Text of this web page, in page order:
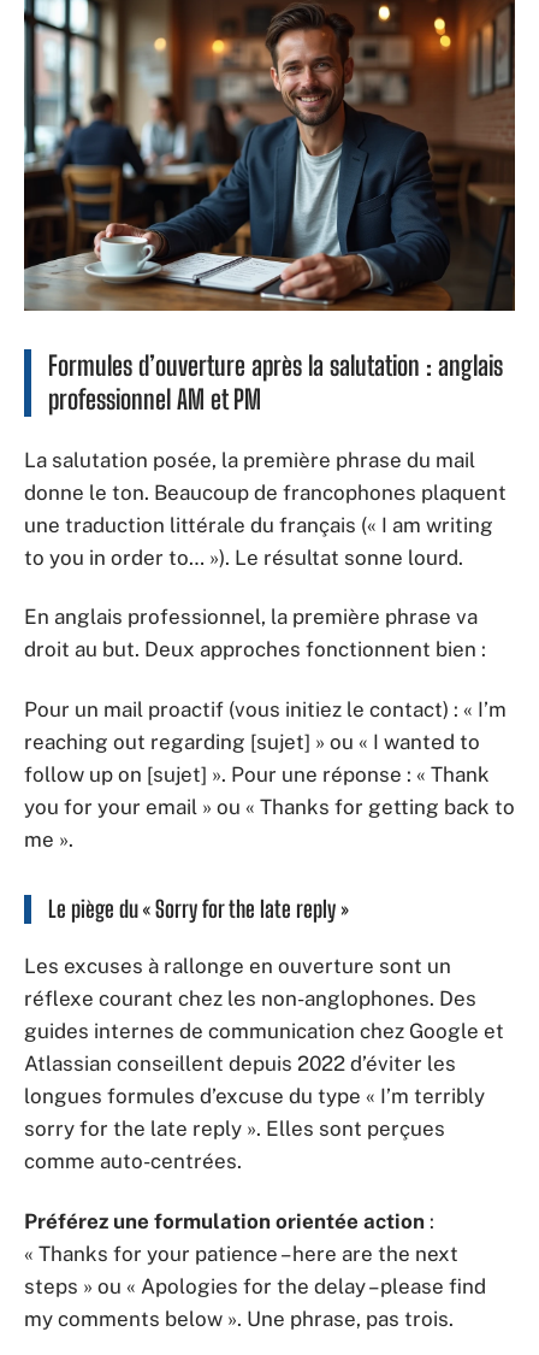
Formules d’ouverture après la salutation : anglais
professionnel AM et PM
La salutation posée, la première phrase du mail
donne le ton. Beaucoup de francophones plaquent
une traduction littérale du français (« I am writing
to you in order to… »). Le résultat sonne lourd.
En anglais professionnel, la première phrase va
droit au but. Deux approches fonctionnent bien :
Pour un mail proactif (vous initiez le contact) : « I’m
reaching out regarding [sujet] » ou « I wanted to
follow up on [sujet] ». Pour une réponse : « Thank
you for your email » ou « Thanks for getting back to
me ».
Le piège du « Sorry for the late reply »
Les excuses à rallonge en ouverture sont un
réflexe courant chez les non-anglophones. Des
guides internes de communication chez Google et
Atlassian conseillent depuis 2022 d’éviter les
longues formules d’excuse du type « I’m terribly
sorry for the late reply ». Elles sont perçues
comme auto-centrées.
Préférez une formulation orientée action :
« Thanks for your patience – here are the next
steps » ou « Apologies for the delay – please find
my comments below ». Une phrase, pas trois.